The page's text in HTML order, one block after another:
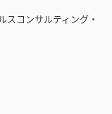
スコンサルティング・